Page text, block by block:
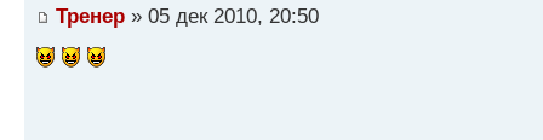
Тренер » 05 дек 2010, 20:50